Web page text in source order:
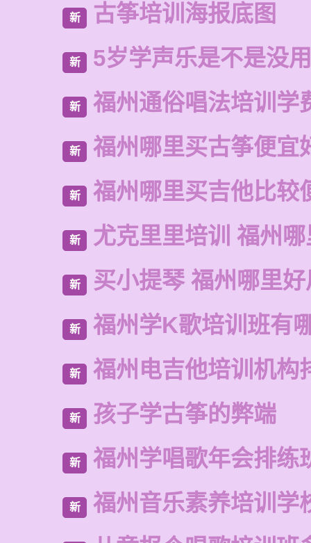
新 古筝培训海报底图
新 5岁学声乐是不是没用
新 福州通俗唱法培训学
新 福州哪里买古筝便宜
新 福州哪里买吉他比较
新 尤克里里培训 福州
新 买小提琴 福州哪里
新 福州学K歌培训班有
新 福州电吉他培训机构
新 孩子学古筝的弊端
新 福州学唱歌年会排练
新 福州音乐素养培训学